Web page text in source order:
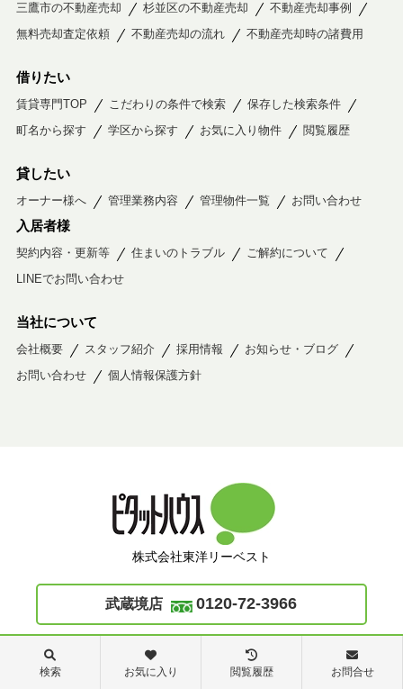
三鷹市の不動産売却
杉並区の不動産売却
不動産売却事例
無料売却査定依頼
不動産売却の流れ 不動産売却時の諸費用
借りたい
賃貸専門TOP こだわりの条件で検索
保存した検索条件
町名から探す
学区から探す お気に入り物件 閲覧履歴
貸したい
オーナー様へ 管理業務内容 管理物件一覧 お問い合わせ
入居者様
契約内容・更新等 住まいのトラブル
ご解約について
LINEでお問い合わせ
当社について
会社概要 スタッフ紹介 採用情報
お知らせ・ブログ
お問い合わせ
個人情報保護方針
株式会社東洋リーベスト
武蔵境店 0120-72-3966
阿佐ヶ谷店 0120-30-2285
検索 お気に入り 閲覧履歴 お問合せ